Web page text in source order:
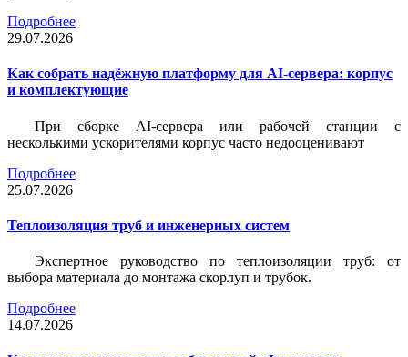
Подробнее
29.07.2026
Как собрать надёжную платформу для AI-сервера: корпус
и комплектующие
При сборке AI-сервера или рабочей станции с
несколькими ускорителями корпус часто недооценивают
Подробнее
25.07.2026
Теплоизоляция труб и инженерных систем
Экспертное руководство по теплоизоляции труб: от
выбора материала до монтажа скорлуп и трубок.
Подробнее
14.07.2026